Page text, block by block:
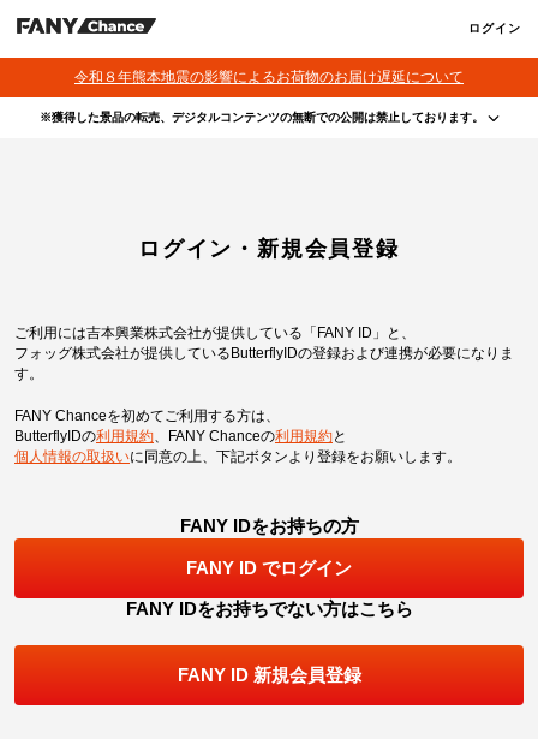
ログイン
令和８年熊本地震の影響によるお荷物のお届け遅延について
※獲得した景品の転売、デジタルコンテンツの無断での公開は禁止しております。
・当選権利は当選者ご本人のみ有効となります。当選権利の譲渡、オークション等への出品、
その他営利目的での転売は禁止しております。ログイン・新規会員登録
ご利用には吉本興業株式会社が提供している「FANY ID」と、
フォッグ株式会社が提供しているButterflyIDの登録および連携が必要になりま
す。
FANY Chanceを初めてご利用する方は、
ButterflyIDの利用規約、 FANY Chanceの利用規約と
個人情報の取扱いに同意の上、 下記ボタンより登録をお願いします。
FANY IDをお持ちの方
FANY ID でログイン
FANY IDをお持ちでない方はこちら
FANY ID 新規会員登録